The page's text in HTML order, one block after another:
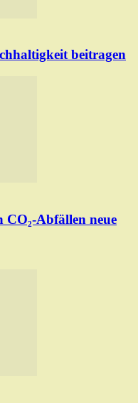
beitragen
CO₂-Abfällen neue